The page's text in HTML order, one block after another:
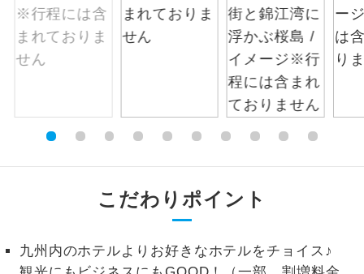
こだわりポイント
九州内のホテルよりお好きなホテルをチョイス♪
全食事付き
全てのお食事が付いていますので、お食
事の心配はいりません。（機内食を除
お部屋にてゆっくりとお召し上がりいた
トラベルイヤ
1名様催行
1名様から出発可能な個人型プランで
2名様催行
2名様から出発可能な個人型プランで
す。
ンター及びカウンターでのお申し込みはでき
ません。